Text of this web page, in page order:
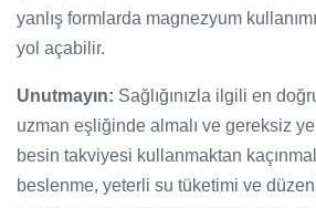
yanlış formlarda magnezyum
yol açabilir.
Unutmayın: Sağlığınızla ilgili en
uzman eşliğinde almalı ve gereksiz
besin takviyesi kullanmaktan
beslenme, yeterli su tüketimi ve